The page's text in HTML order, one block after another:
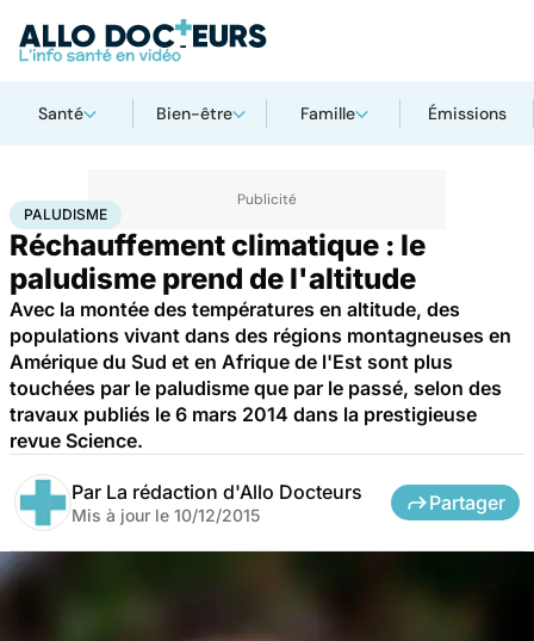
Santé Bien-être Famille Émissions
AccueilSanté Paludisme
PALUDISME
Réchauffement climatique : le
paludisme prend de l'altitude
Avec la montée des températures en altitude, des
populations vivant dans des régions montagneuses en
Amérique du Sud et en Afrique de l'Est sont plus
touchées par le paludisme que par le passé, selon des
travaux publiés le 6 mars 2014 dans la prestigieuse
revue Science.
Par La rédaction d'Allo Docteurs
Mis à jour le 10/12/2015
Partager